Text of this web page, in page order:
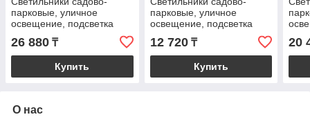
парковые, уличное
освещение, подсветка
Сада, Подсветка Парка
26 880 ₸
Купить
парковые, уличное
освещение, подсветка
Сада, Подсветка Парка
12 720₸
Купить
20
О нас